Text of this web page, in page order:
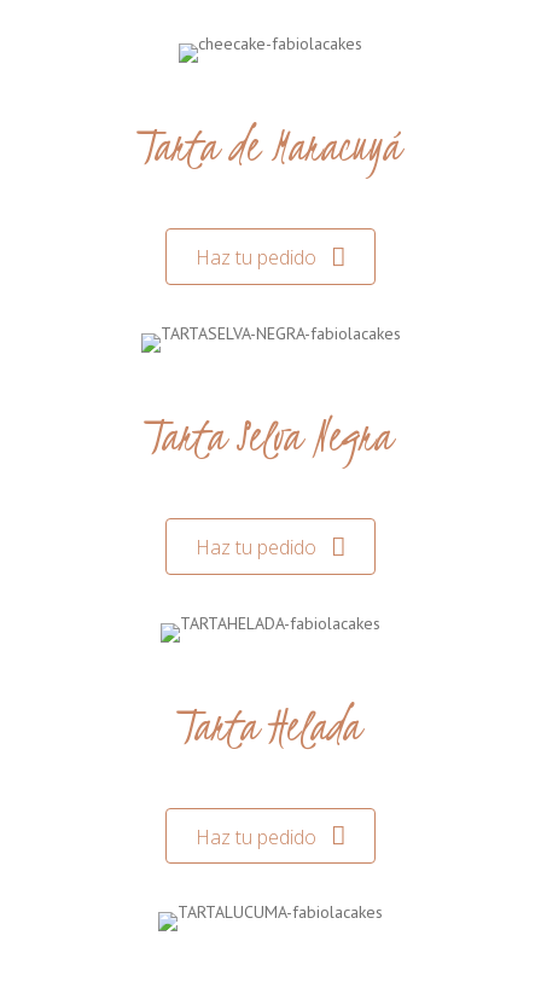
Tarta de Maracuyá
Haz tu pedido
Tarta Selva Negra
Haz tu pedido
Tarta Helada
Haz tu pedido